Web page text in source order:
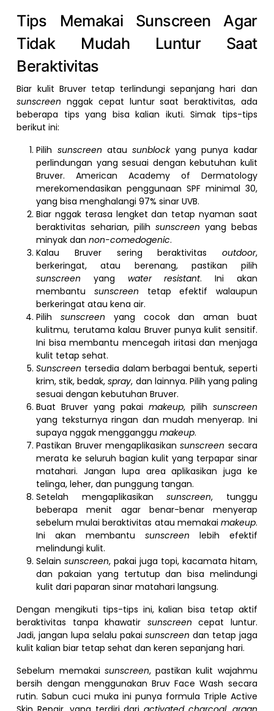
Tips Memakai Sunscreen Agar
Tidak Mudah Luntur Saat
Beraktivitas
Biar kulit Bruver tetap terlindungi sepanjang hari dan
sunscreennggak cepat luntur saat beraktivitas, ada
beberapa tips yang bisa kalian ikuti. Simak tips-tips
berikut ini:
Pilih sunscreen atau sunblockyang punya kadar
perlindungan yang sesuai dengan kebutuhan kulit
Bruver. American Academy of Dermatology
merekomendasikan penggunaan SPF minimal 30,
yang bisa menghalangi 97% sinar UVB.
Biar nggak terasa lengket dan tetap nyaman saat
beraktivitas seharian, pilih sunscreen yang bebas
minyak dannon-comedogenic.
Kalau Bruver sering beraktivitas outdoor,
berkeringat, atau berenang, pastikan pilih
sunscreenyang water resistant. Ini akan
membantu sunscreen tetap efektif walaupun
berkeringat atau kena air.
Pilihsunscreen yang cocok dan aman buat
kulitmu, terutama kalau Bruver punya kulit sensitif.
Ini bisa membantu mencegah iritasi dan menjaga
kulit tetap sehat.
Sunscreen tersedia dalam berbagai bentuk, seperti
krim, stik, bedak,spray, dan lainnya. Pilih yang paling
sesuai dengan kebutuhan Bruver.
Buat Bruver yang pakai makeup, pilih sunscreen
yang teksturnya ringan dan mudah menyerap. Ini
supaya nggak mengganggumakeup.
Pastikan Bruver mengaplikasikansunscreen secara
merata ke seluruh bagian kulit yang terpapar sinar
matahari. Jangan lupa area aplikasikan juga ke
telinga, leher, dan punggung tangan.
Setelah mengaplikasikansunscreen, tunggu
beberapa menit agar benar-benar menyerap
sebelum mulai beraktivitas atau memakai makeup.
Ini akan membantu sunscreen lebih efektif
melindungi kulit.
Selainsunscreen, pakai juga topi, kacamata hitam,
dan pakaian yang tertutup dan bisa melindungi
kulit dari paparan sinar matahari langsung.
Dengan mengikuti tips-tips ini, kalian bisa tetap aktif
beraktivitas tanpa khawatir sunscreencepat luntur.
Jadi, jangan lupa selalu pakaisunscreendan tetap jaga
kulit kalian biar tetap sehat dan keren sepanjang hari.
Sebelum memakai sunscreen, pastikan kulit wajahmu
bersih dengan menggunakan Bruv Face Wash secara
rutin. Sabun cuci muka ini punya formula Triple Active